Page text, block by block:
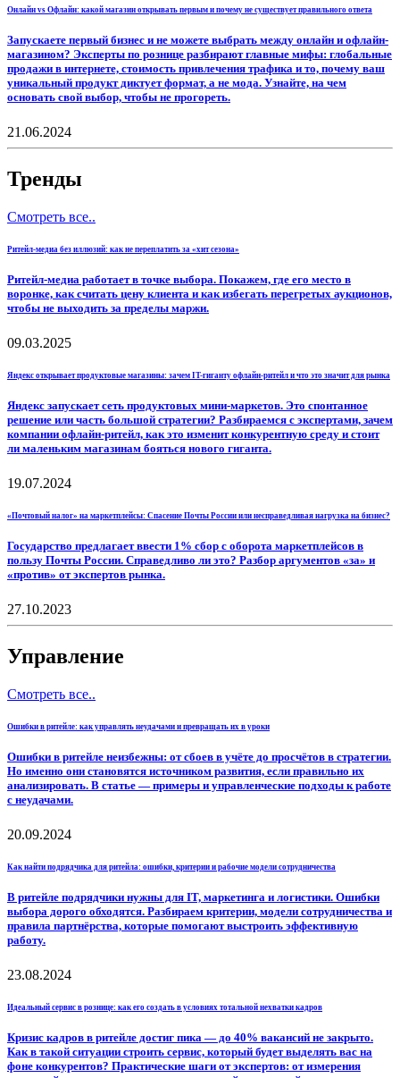
Онлайн vs Офлайн: какой магазин открывать первым и почему не существует правильного ответа
Запускаете первый бизнес и не можете выбрать между онлайн и офлайн-
магазином? Эксперты по рознице разбирают главные мифы: глобальные
продажи в интернете, стоимость привлечения трафика и то, почему ваш
уникальный продукт диктует формат, а не мода. Узнайте, на чем
основать свой выбор, чтобы не прогореть.
21.06.2024
Тренды
Смотреть все..
Ритейл-медиа без иллюзий: как не переплатить за «хит сезона»
Ритейл-медиа работает в точке выбора. Покажем, где его место в
воронке, как считать цену клиента и как избегать перегретых аукционов,
чтобы не выходить за пределы маржи.
09.03.2025
Яндекс открывает продуктовые магазины: зачем IT-гиганту офлайн-ритейл и что это значит для рынка
Яндекс запускает сеть продуктовых мини-маркетов. Это спонтанное
решение или часть большой стратегии? Разбираемся с экспертами, зачем
компании офлайн-ритейл, как это изменит конкурентную среду и стоит
ли маленьким магазинам бояться нового гиганта.
19.07.2024
«Почтовый налог» на маркетплейсы: Спасение Почты России или несправедливая нагрузка на бизнес?
Государство предлагает ввести 1% сбор с оборота маркетплейсов в
пользу Почты России. Справедливо ли это? Разбор аргументов «за» и
«против» от экспертов рынка.
27.10.2023
Управление
Смотреть все..
Ошибки в ритейле: как управлять неудачами и превращать их в уроки
Ошибки в ритейле неизбежны: от сбоев в учёте до просчётов в стратегии.
Но именно они становятся источником развития, если правильно их
анализировать. В статье — примеры и управленческие подходы к работе
с неудачами.
20.09.2024
Как найти подрядчика для ритейла: ошибки, критерии и рабочие модели сотрудничества
В ритейле подрядчики нужны для IT, маркетинга и логистики. Ошибки
выбора дорого обходятся. Разбираем критерии, модели сотрудничества и
правила партнёрства, которые помогают выстроить эффективную
работу.
23.08.2024
Идеальный сервис в рознице: как его создать в условиях тотальной нехватки кадров
Кризис кадров в ритейле достиг пика — до 40% вакансий не закрыто.
Как в такой ситуации строить сервис, который будет выделять вас на
фоне конкурентов? Практические шаги от экспертов: от измерения